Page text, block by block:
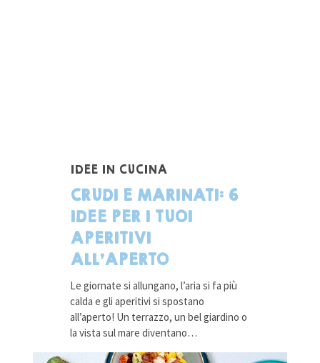
IDEE IN CUCINA
CRUDI E MARINATI: 6
IDEE PER I TUOI
APERITIVI
ALL’APERTO
Le giornate si allungano, l’aria si fa più
calda e gli aperitivi si spostano
all’aperto! Un terrazzo, un bel giardino o
la vista sul mare diventano…